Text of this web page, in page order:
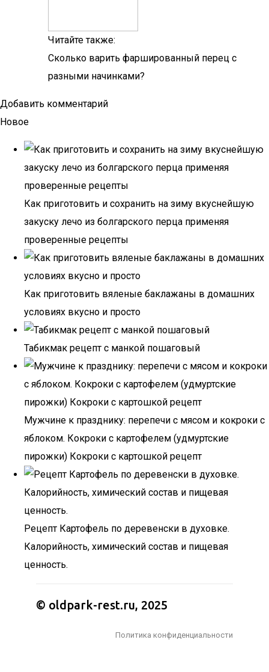
Читайте также:
Сколько варить фаршированный перец с
разными начинками?
Добавить комментарий
Новое
Как приготовить и сохранить на зиму вкуснейшую
закуску лечо из болгарского перца применяя
проверенные рецепты
Как приготовить вяленые баклажаны в домашних
условиях вкусно и просто
Табикмак рецепт с манкой пошаговый
Мужчине к празднику: перепечи с мясом и кокроки с
яблоком. Кокроки с картофелем (удмуртские
пирожки) Кокроки с картошкой рецепт
Рецепт Картофель по деревенски в духовке.
Калорийность, химический состав и пищевая
ценность.
© oldpark-rest.ru, 2025
Политика конфиденциальности